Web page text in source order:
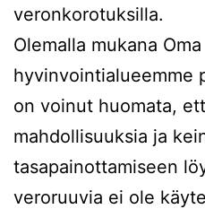
veronkorotuksilla.
Olemalla mukana
hyvinvointialueemme
on voinut huomata,
mahdollisuuksia ja
tasapainottamiseen
veroruuvia ei ole